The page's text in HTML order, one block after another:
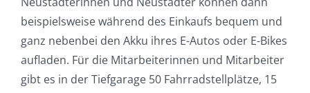
beispielsweise während des Einkaufs bequem und
ganz nebenbei den Akku ihres E-Autos oder E-Bikes
aufladen. Für die Mitarbeiterinnen und Mitarbeiter
gibt es in der Tiefgarage 50 Fahrradstellplätze, 15